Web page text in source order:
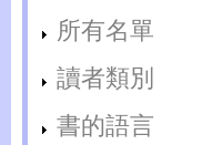
所有名單
讀者類別
書的語言